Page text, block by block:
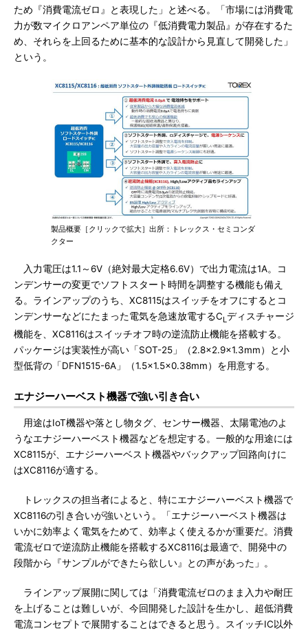
ため『消費電流ゼロ』と表現した」と述べる。「市場には消費電
力が数マイクロアンペア単位の『低消費電力製品』が存在するた
め、それらを上回るために基本的な設計から見直して開発した」
という。
製品概要［クリックで拡大］出所：トレックス・セミコンダ
クター
入力電圧は1.1～6V（絶対最大定格6.6V）で出力電流は1A。コ
ンデンサーの変更でソフトスタート時間を調整する機能も備え
る。ラインアップのうち、XC8115はスイッチをオフにするとコ
ンデンサーなどにたまった電気を急速放電するCL ディスチャージ
機能を、XC8116はスイッチオフ時の逆流防止機能を搭載する。
パッケージは実装性が高い「SOT-25」（2.8×2.9×1.3mm）と小
型低背の「DFN1515-6A」（1.5×1.5×0.38mm）を用意する。
エナジーハーベスト機器で強い引き合い
用途はIoT機器や落とし物タグ、センサー機器、太陽電池のよ
うなエナジーハーベスト機器などを想定する。一般的な用途には
XC8115が、エナジーハーベスト機器やバックアップ回路向けに
はXC8116が適する。
トレックスの担当者によると、特にエナジーハーベスト機器で
XC8116の引き合いが強いという。「エナジーハーベスト機器は
いかに効率よく電気をためて、効率よく使えるかが重要だ。消費
電流ゼロで逆流防止機能を搭載するXC8116は最適で、開発中の
段階から『サンプルができたら欲しい』との声があった」。
ラインアップ展開に関しては「消費電流ゼロのまま入力や耐圧
を上げることは難しいが、今回開発した設計を生かし、超低消費
電流コンセプトで展開することはできると思う。スイッチIC以外